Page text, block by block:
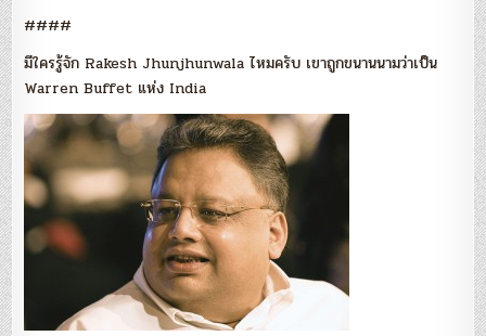
หลาย
เด้ง]
####
มีใครรู้จัก Rakesh Jhunjhunwala ไหมครับ เขาถูกขนานนามว่าเป็น
Warren Buffet แห่ง India